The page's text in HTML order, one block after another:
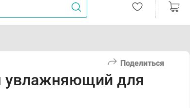
Поделиться
увлажняющий для